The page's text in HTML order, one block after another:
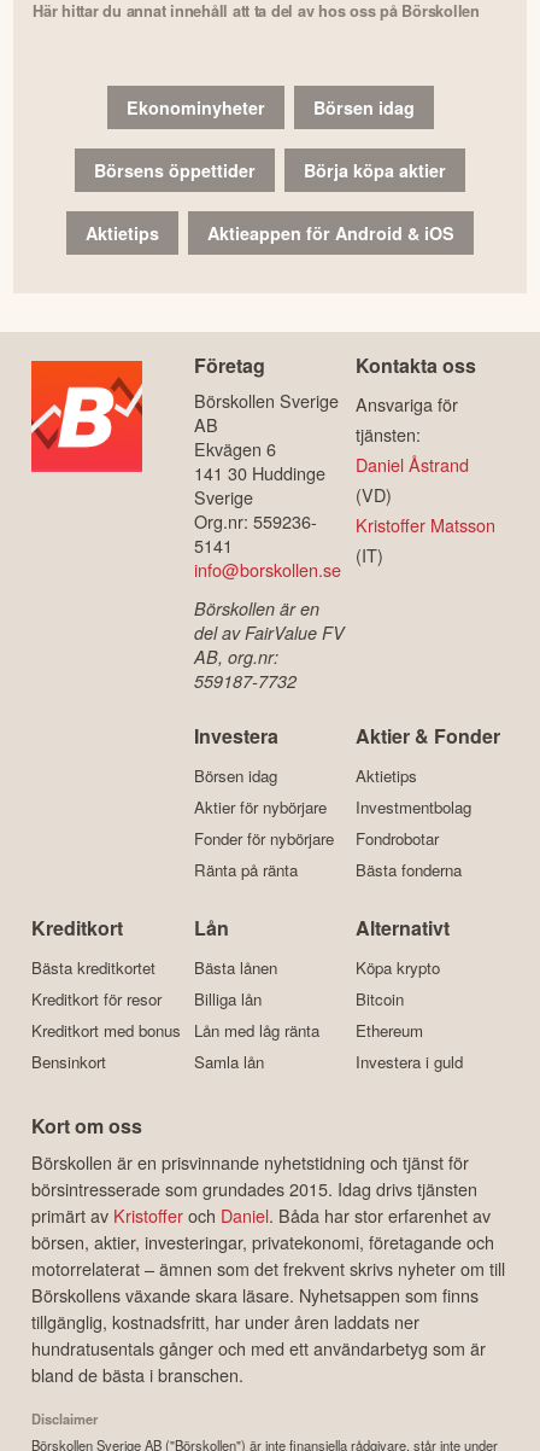
Här hittar du annat innehåll att ta del av hos oss på Börskollen
Ekonominyheter Börsen idag
Börsens öppettider Börja köpa aktier
Aktietips Aktieappen för Android & iOS
Företag
Börskollen Sverige
AB
Ekvägen 6
141 30 Huddinge
Sverige
Org.nr: 559236-
5141
info@borskollen.se
Börskollen är en
del av FairValue FV
AB, org.nr:
559187-7732
Kontakta oss
Ansvariga för
tjänsten:
Daniel Åstrand
(VD)
Kristoffer Matsson
(IT)
Investera
Börsen idag
Aktier för nybörjare
Fonder för nybörjare
Ränta på ränta
Aktier & Fonder
Aktietips
Investmentbolag
Fondrobotar
Bästa fonderna
Kreditkort
Bästa kreditkortet
Kreditkort för resor
Kreditkort med bonus
Bensinkort
Lån
Bästa lånen
Billiga lån
Lån med låg ränta
Samla lån
Alternativt
Köpa krypto
Bitcoin
Ethereum
Investera i guld
Kort om oss
Börskollen är en prisvinnande nyhetstidning och tjänst för
börsintresserade som grundades 2015. Idag drivs tjänsten
primärt av Kristofferoch Daniel. Båda har stor erfarenhet av
börsen, aktier, investeringar, privatekonomi, företagande och
motorrelaterat – ämnen som det frekvent skrivs nyheter om till
Börskollens växande skara läsare. Nyhetsappen som finns
tillgänglig, kostnadsfritt, har under åren laddats ner
hundratusentals gånger och med ett användarbetyg som är
bland de bästa i branschen.
Disclaimer
Börskollen Sverige AB ("Börskollen") är inte finansiella rådgivare, står inte under